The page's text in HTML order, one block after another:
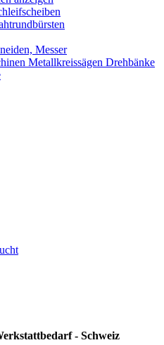
Messer
Metallkreissägen Drehbänke
- Schweiz